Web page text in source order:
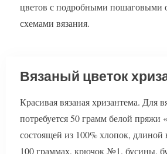
цветов с подробными пошаговыми
схемами вязания.
Вязаный цветок
Красивая вязаная хризантема. Для
потребуется 50 грамм белой пряжи
состоящей из 100% хлопок, длиной
100 граммах, крючок №1, бусины,